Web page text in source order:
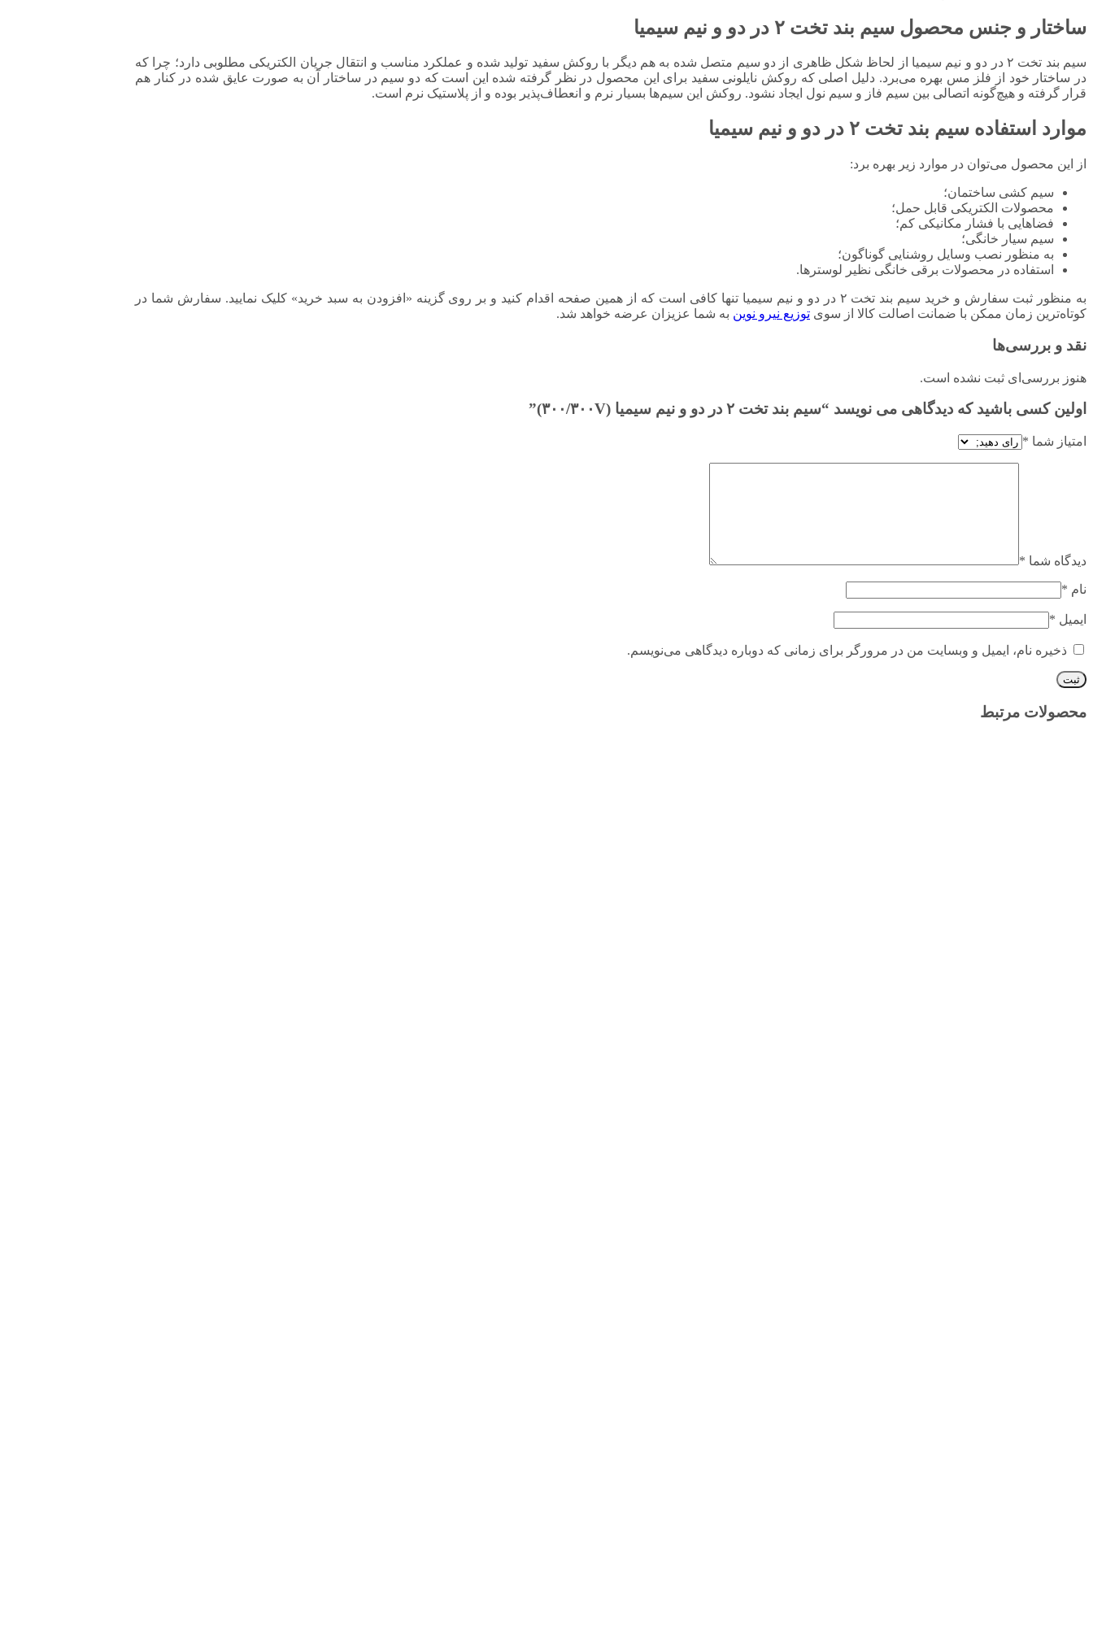
ساختار و جنس محصول سیم بند تخت ۲ در دو و نیم سیمیا
سیم بند تخت ۲ در دو و نیم سیمیا از لحاظ شکل ظاهری از دو سیم متصل شده به هم دیگر با روکش سفید تولید شده و عملکرد مناسب و انتقال جریان الکتریکی مطلوبی دارد؛ چرا که
در ساختار خود از فلز مس بهره می‌برد. دلیل اصلی که روکش نایلونی سفید برای این محصول در نظر گرفته شده این است که دو سیم در ساختار آن به صورت عایق شده در کنار هم
قرار گرفته و هیچ‌گونه اتصالی بین سیم فاز و سیم نول ایجاد نشود. روکش این سیم‌ها بسیار نرم و انعطاف‌پذیر بوده و از پلاستیک نرم است.
موارد استفاده سیم بند تخت ۲ در دو و نیم سیمیا
از این محصول می‌توان در موارد زیر بهره برد:
سیم کشی ساختمان؛
محصولات الکتریکی قابل حمل؛
فضاهایی با فشار مکانیکی کم؛
سیم سیار خانگی؛
به منظور نصب وسایل روشنایی گوناگون؛
استفاده در محصولات برقی خانگی نظیر لوسترها.
به منظور ثبت سفارش و خرید سیم بند تخت ۲ در دو و نیم سیمیا تنها کافی است که از همین صفحه اقدام کنید و بر روی گزینه «افزودن به سبد خرید» کلیک نمایید. سفارش شما در
کوتاه‌ترین زمان ممکن با ضمانت اصالت کالا از سوی توزیع نیرو نوین به شما عزیزان عرضه خواهد شد.
نقد و بررسی‌ها
هنوز بررسی‌ای ثبت نشده است.
اولین کسی باشید که دیدگاهی می نویسد “سیم بند تخت ۲ در دو و نیم سیمیا (۳۰۰/۳۰۰V)”
امتیاز شما *
دیدگاه شما *
نام *
ایمیل *
ذخیره نام، ایمیل و وبسایت من در مرورگر برای زمانی که دوباره دیدگاهی می‌نویسم.
محصولات مرتبط